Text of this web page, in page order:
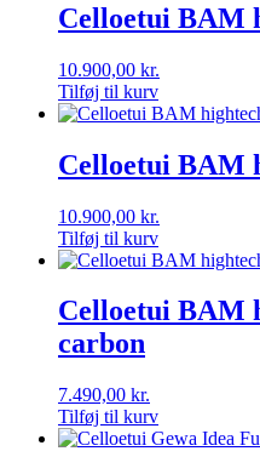
Celloetui BAM
10.900,00 kr.
Tilføj til kurv
Celloetui BAM
10.900,00 kr.
Tilføj til kurv
Celloetui BAM
carbon
7.490,00 kr.
Tilføj til kurv